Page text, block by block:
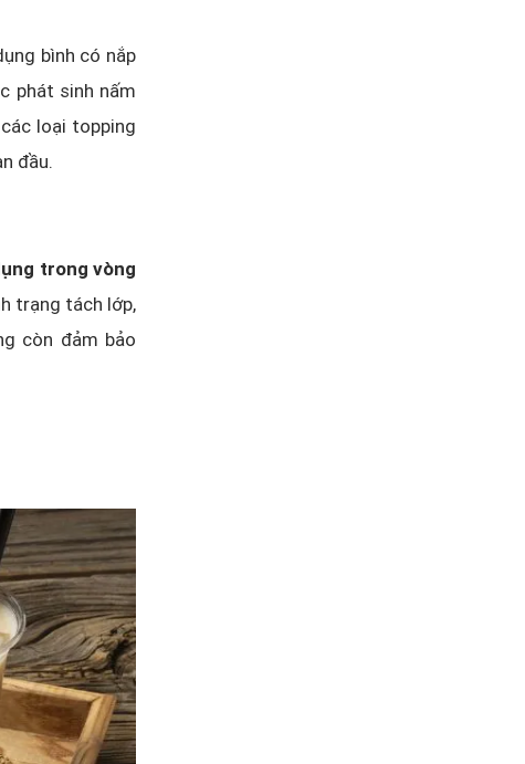
bình có nắp
phát sinh nấm
loại topping
đầu.
trong vòng
trạng tách lớp,
còn đảm bảo